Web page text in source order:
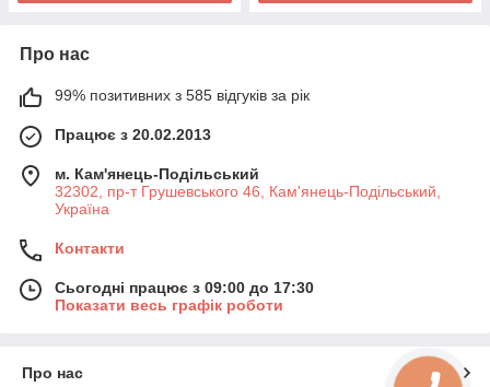
Про нас
99% позитивних з 585 відгуків за рік
Працює з 20.02.2013
м. Кам'янець-Подільський
32302, пр-т Грушевського 46, Кам'янець-Подільський,
Україна
Контакти
Сьогодні працює з 09:00 до 17:30
Показати весь графік роботи
Про нас